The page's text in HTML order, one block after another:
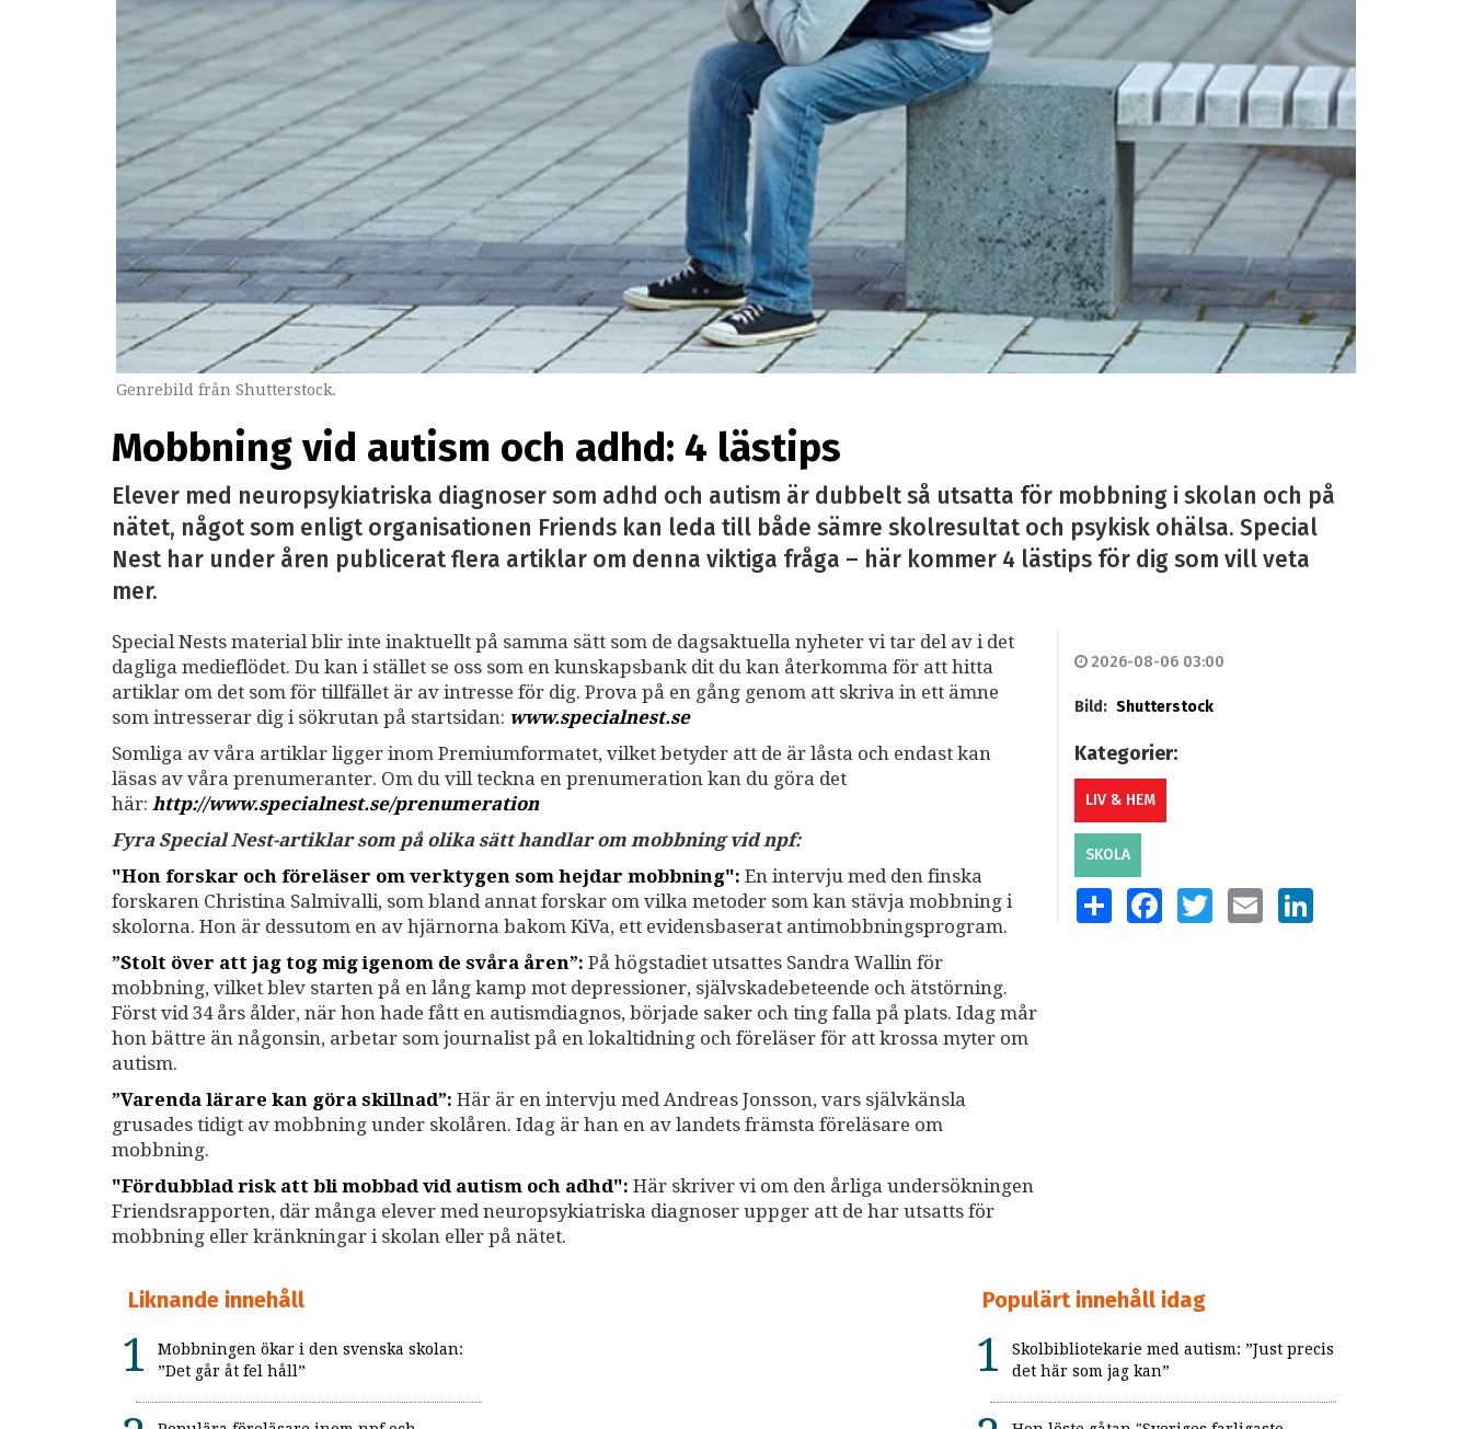
Genrebild från Shutterstock.
Mobbning vid autism och adhd: 4 lästips
Elever med neuropsykiatriska diagnoser som adhd och autism är dubbelt så utsatta för mobbning i skolan och på
nätet, något som enligt organisationen Friends kan leda till både sämre skolresultat och psykisk ohälsa. Special
Nest har under åren publicerat flera artiklar om denna viktiga fråga – här kommer 4 lästips för dig som vill veta
mer.
Special Nests material blir inte inaktuellt på samma sätt som de dagsaktuella nyheter vi tar del av i det
dagliga medieflödet. Du kan i stället se oss som en kunskapsbank dit du kan återkomma för att hitta
artiklar om det som för tillfället är av intresse för dig. Prova på en gång genom att skriva in ett ämne
som intresserar dig i sökrutan på startsidan: www.specialnest.se
Somliga av våra artiklar ligger inom Premiumformatet, vilket betyder att de är låsta och endast kan
läsas av våra prenumeranter. Om du vill teckna en prenumeration kan du göra det
här: http://www.specialnest.se/prenumeration
Fyra Special Nest-artiklar som på olika sätt handlar om mobbning vid npf:
"Hon forskar och föreläser om verktygen som hejdar mobbning": En intervju med den finska
forskaren Christina Salmivalli, som bland annat forskar om vilka metoder som kan stävja mobbning i
skolorna. Hon är dessutom en av hjärnorna bakom KiVa, ett evidensbaserat antimobbningsprogram.
”Stolt över att jag tog mig igenom de svåra åren”: På högstadiet utsattes Sandra Wallin för
mobbning, vilket blev starten på en lång kamp mot depressioner, självskadebeteende och ätstörning.
Först vid 34 års ålder, när hon hade fått en autismdiagnos, började saker och ting falla på plats. Idag mår
hon bättre än någonsin, arbetar som journalist på en lokaltidning och föreläser för att krossa myter om
autism.
”Varenda lärare kan göra skillnad”: Här är en intervju med Andreas Jonsson, vars självkänsla
grusades tidigt av mobbning under skolåren. Idag är han en av landets främsta föreläsare om
mobbning.
"Fördubblad risk att bli mobbad vid autism och adhd": Här skriver vi om den årliga undersökningen
Friendsrapporten, där många elever med neuropsykiatriska diagnoser uppger att de har utsatts för
mobbning eller kränkningar i skolan eller på nätet.
2026-08-06 03:00
Bild: Shutterstock
Kategorier:
LIV & HEM
SKOLA
SHARE FACEBOOKTWITTEREMAIL LINKEDIN
Liknande innehåll
Mobbningen ökar i den svenska skolan:
”Det går åt fel håll”
Populärt innehåll idag
Skolbibliotekarie med autism: ”Just precis
det här som jag kan”